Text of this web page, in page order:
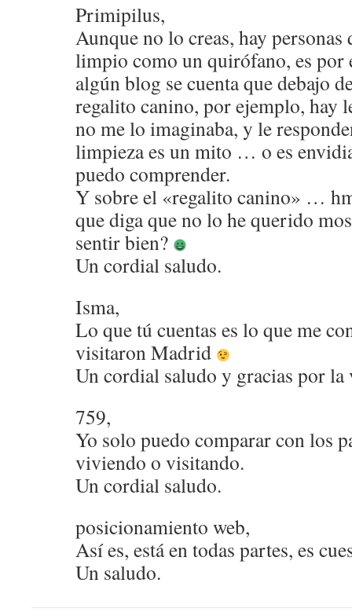
Primipilus,
Aunque no lo creas, hay personas
limpio como un quirófano, es por
algún blog se cuenta que debajo
regalito canino, por ejemplo, hay
no me lo imaginaba, y le
limpieza es un mito … o es
puedo comprender.
Y sobre el «regalito canino» …
que diga que no lo he querido
sentir bien?
Un cordial saludo.
Isma,
Lo que tú cuentas es lo que me
visitaron Madrid
Un cordial saludo y gracias por la
759,
Yo solo puedo comparar con los
viviendo o visitando.
Un cordial saludo.
posicionamiento web,
Así es, está en todas partes, es
Un saludo.